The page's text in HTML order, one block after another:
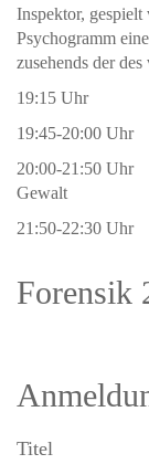
Inspektor,
Psychogramm
zusehends der
19:15 Uhr
19:45-20:00
20:00-21:50
Gewalt
21:50-22:30
Forensik
Titel